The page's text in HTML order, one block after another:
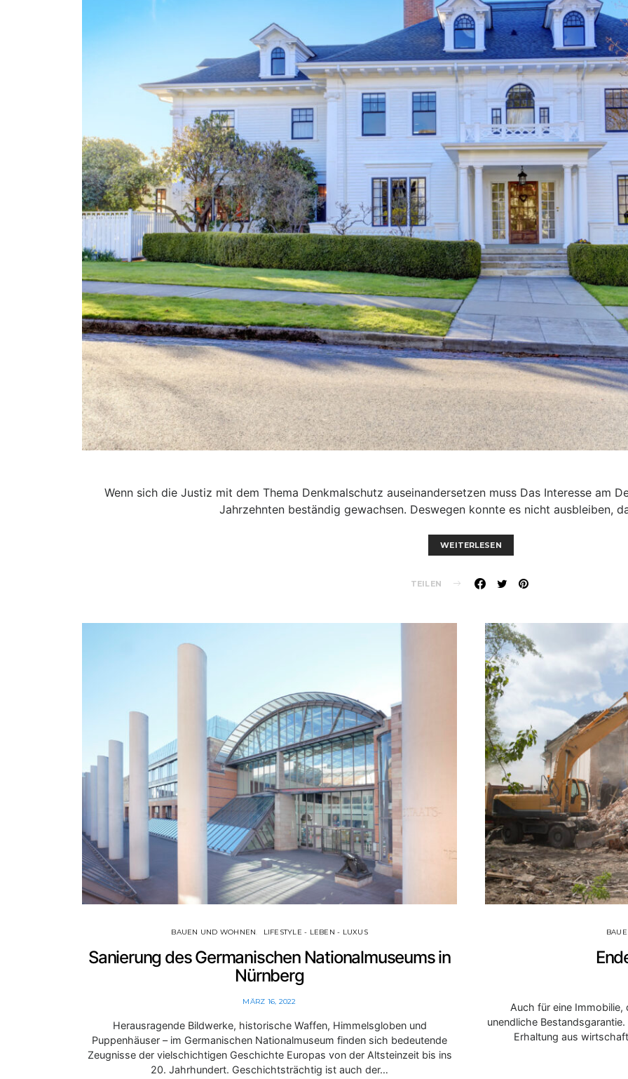
Wenn sich die Justiz mit dem Thema Denkmalschutz auseinandersetzen muss Das Interesse am
Jahrzehnten beständig gewachsen. Deswegen konnte es nicht ausbleiben,
WEITERLESEN
TEILEN
BAUEN UND WOHNEN LIFESTYLE - LEBEN - LUXUS
Sanierung des Germanischen Nationalmuseums in
Nürnberg
MÄRZ 16, 2022
Herausragende Bildwerke, historische Waffen, Himmelsgloben und
Puppenhäuser – im Germanischen Nationalmuseum finden sich bedeutende
Zeugnisse der vielschichtigen Geschichte Europas von der Altsteinzeit bis ins
20. Jahrhundert. Geschichtsträchtig ist auch der…
Auch für eine
unendliche
Erhaltung aus